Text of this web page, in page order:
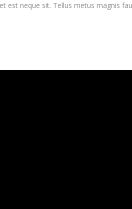
est neque sit. Tellus metus magnis